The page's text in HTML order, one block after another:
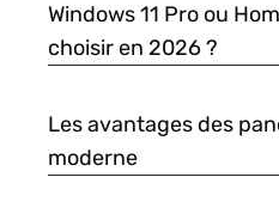
Windows 11 Pro ou
choisir en 2026 ?
Les avantages des
moderne